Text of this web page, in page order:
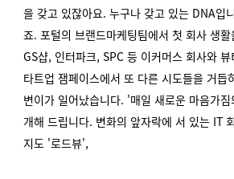
을 갖고 있잖아요. 누구나 갖고 있는 DNA입
죠. 포털의 브랜드마케팅팀에서 첫 회사 생
GS샵, 인터파크, SPC 등 이커머스 회사와
타트업 잼페이스에서 또 다른 시도들을 거
변이가 일어났습니다. '매일 새로운 마음가
개해 드립니다. 변화의 앞자락에 서 있는 IT
지도 '로드뷰',